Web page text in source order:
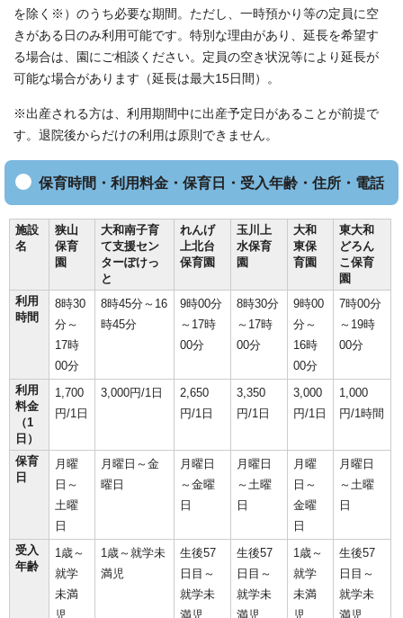
を除く※）のうち必要な期間。ただし、一時預かり等の定員に空
きがある日のみ利用可能です。特別な理由があり、延長を希望す
る場合は、園にご相談ください。定員の空き状況等により延長が
可能な場合があります（延長は最大15日間）。
※出産される方は、利用期間中に出産予定日があることが前提で
す。退院後からだけの利用は原則できません。
保育時間・利用料金・保育日・受入年齢・住所・電話
施設
名
狭山
保育
園
大和南子育
て支援セン
ターぽけっ
と
れんげ
上北台
保育園
玉川上
水保育
園
大和
東保
育園
東大和
どろん
こ保育
園
利用
時間
8時30
分～
17時
00分
8時45分～16
時45分
9時00分
～17時
00分
8時30分
～17時
00分
9時00
分～
16時
00分
7時00分
～19時
00分
利用
料金
（1
日）
1,700
円/1日
3,000円/1日
2,650
円/1日
3,350
円/1日
3,000
円/1日
1,000
円/1時間
保育
日
月曜
日～
土曜
日
月曜日～金
曜日
月曜日
～金曜
日
月曜日
～土曜
日
月曜
日～
金曜
日
月曜日
～土曜
日
受入
年齢
1歳～
就学
未満
児
1歳～就学未
満児
生後57
日目～
就学未
満児
生後57
日目～
就学未
満児
1歳～
就学
未満
児
生後57
日目～
就学未
満児